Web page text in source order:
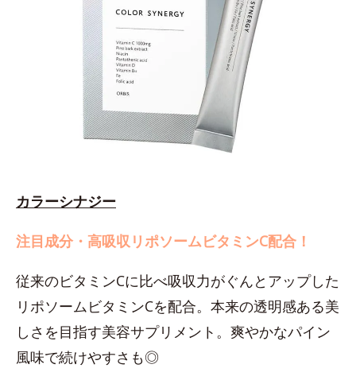
カラーシナジー
注目成分・高吸収リポソームビタミンC配合！
従来のビタミンCに比べ吸収力がぐんとアップした
リポソームビタミンCを配合。本来の透明感ある美
しさを目指す美容サプリメント。爽やかなパイン
風味で続けやすさも◎